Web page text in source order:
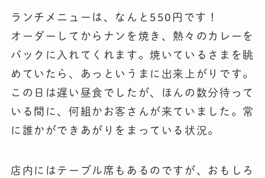
ランチメニューは、なんと550円です！
オーダーしてからナンを焼き、熱々のカレーを
パックに入れてくれます。焼いているさまを眺
めていたら、あっというまに出来上がりです。
この日は遅い昼食でしたが、ほんの数分待って
いる間に、何組かお客さんが来ていました。常
に誰かができあがりをまっている状況。
店内にはテーブル席もあるのですが、おもしろ